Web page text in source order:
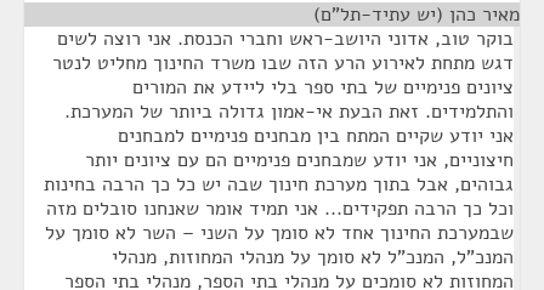
מאיר כהן (יש עתיד-תל"ם)
בוקר טוב, אדוני היושב-ראש וחברי הכנסת. אני רוצה לשים
דגש מתחת לאירוע הרע הזה שבו משרד החינוך מחליט לנטר
ציונים פנימיים של בתי ספר בלי ליידע את המורים
והתלמידים. זאת הבעת אי-אמון גדולה ביותר של המערכת.
אני יודע שקיים המתח בין מבחנים פנימיים למבחנים
חיצוניים, אני יודע שמבחנים פנימיים הם עם ציונים יותר
גבוהים, אבל בתוך מערכת חינוך שבה יש כל כך הרבה בחינות
וכל כך הרבה תפקידים... אני תמיד אומר שאנחנו סובלים מזה
שבמערכת החינוך אחד לא סומך על השני – השר לא סומך על
המנכ"ל, המנכ"ל לא סומך על מנהלי המחוזות, מנהלי
המחוזות לא סומכים על מנהלי בתי הספר, מנהלי בתי הספר